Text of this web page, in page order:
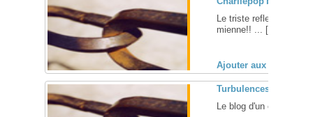
Le triste reflet de nos
mienne!! ... [
Ajouter aux favoris
Turbulences
Le blog d'un couple